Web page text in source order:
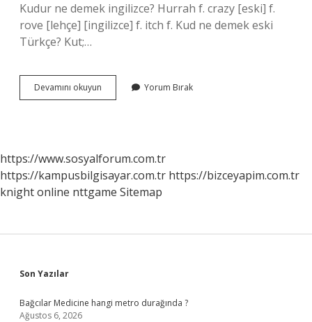
Kudur ne demek ingilizce? Hurrah f. crazy [eski] f.
rove [lehçe] [ingilizce] f. itch f. Kud ne demek eski
Türkçe? Kut;…
Devamını okuyun
Ne
Yorum Bırak
https://www.sosyalforum.com.tr
https://kampusbilgisayar.com.tr https://bizceyapim.com.tr
knight online nttgame Sitemap
Sidebar
Son Yazılar
Bağcılar Medicine hangi metro durağında ?
Ağustos 6, 2026